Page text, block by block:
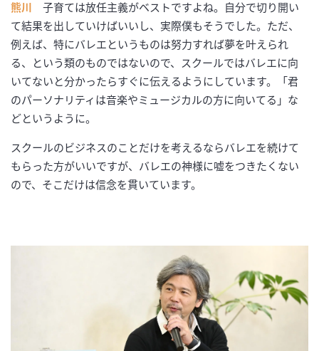
熊川 子育ては放任主義がベストですよね。自分で切り開い
て結果を出していけばいいし、実際僕もそうでした。ただ、
例えば、特にバレエというものは努力すれば夢を叶えられ
る、という類のものではないので、スクールではバレエに向
いてないと分かったらすぐに伝えるようにしています。「君
のパーソナリティは音楽やミュージカルの方に向いてる」な
どというように。
スクールのビジネスのことだけを考えるならバレエを続けて
もらった方がいいですが、バレエの神様に嘘をつきたくない
ので、そこだけは信念を貫いています。